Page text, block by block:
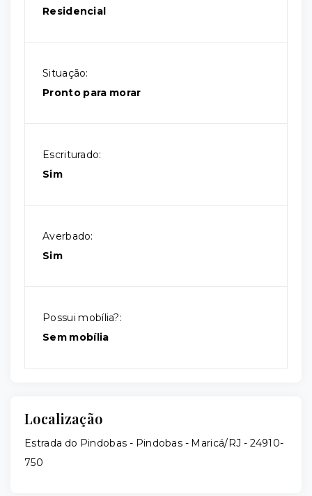
Residencial
Situação:
Pronto para morar
Escriturado:
Sim
Averbado:
Sim
Possui mobília?:
Sem mobília
Localização
Estrada do Pindobas - Pindobas - Maricá/RJ - 24910-
750